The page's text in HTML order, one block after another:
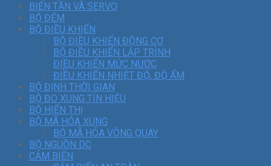
BIẾN TẦN VÀ SERVO
BỘ ĐẾM
BỘ ĐIỀU KHIỂN
BỘ ĐIỀU KHIỂN ĐỘNG CƠ
BỘ ĐIỀU KHIỂN LẬP TRÌNH
ĐIỀU KHIỂN MỨC NƯỚC
ĐIỀU KHIỂN NHIỆT ĐỘ, ĐỘ ẨM
BỘ ĐỊNH THỜI GIAN
BỘ ĐO XUNG TÍN HIỆU
BỘ HIỂN THỊ
BỘ MÃ HÓA XUNG
BỘ MÃ HÓA VÒNG QUAY
BỘ NGUỒN DC
CẢM BIẾN